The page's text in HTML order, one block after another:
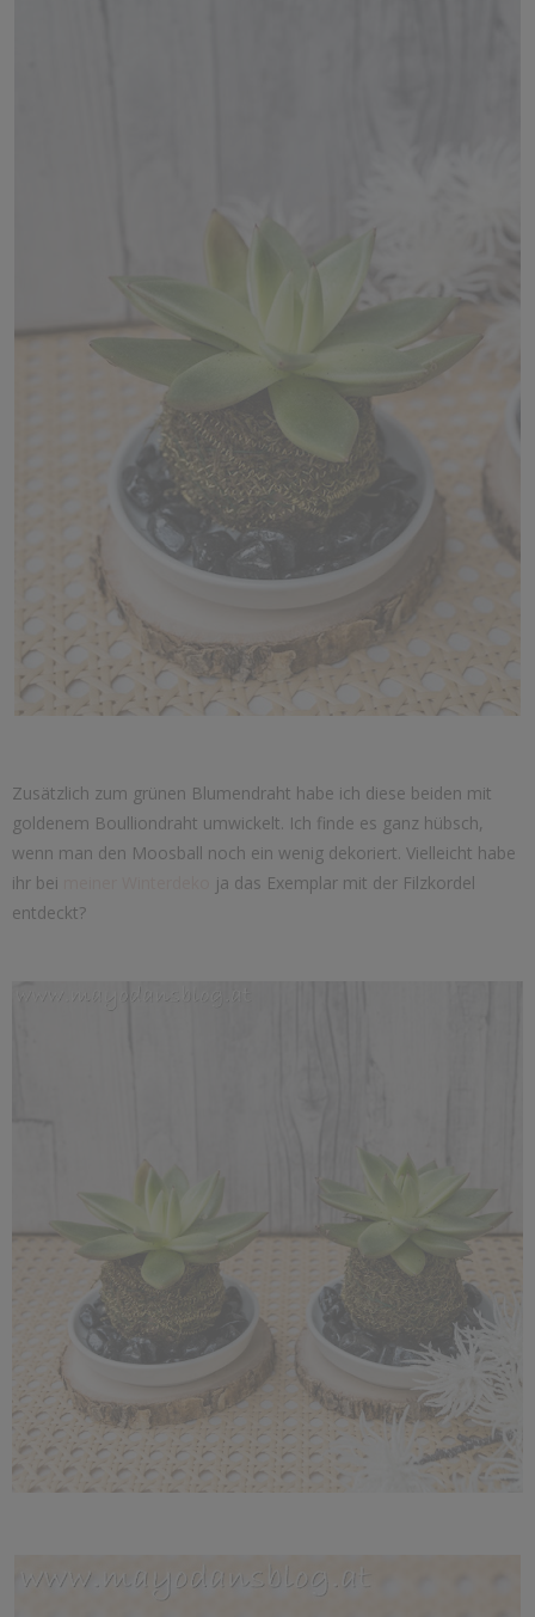
Zusätzlich zum grünen Blumendraht habe ich diese beiden mit
goldenem Boulliondraht umwickelt. Ich finde es ganz hübsch,
wenn man den Moosball noch ein wenig dekoriert. Vielleicht habe
ihr bei
ja das Exemplar mit der Filzkordel
entdeckt?